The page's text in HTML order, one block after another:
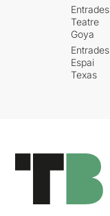
Entrades
Teatre
Goya
Entrades
Espai
Texas